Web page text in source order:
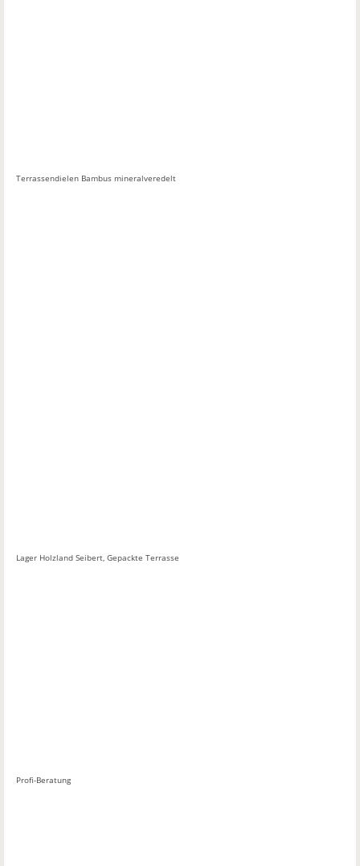
Terrassendielen Bambus mineralveredelt
Lager Holzland Seibert, Gepackte Terrasse
Profi-Beratung